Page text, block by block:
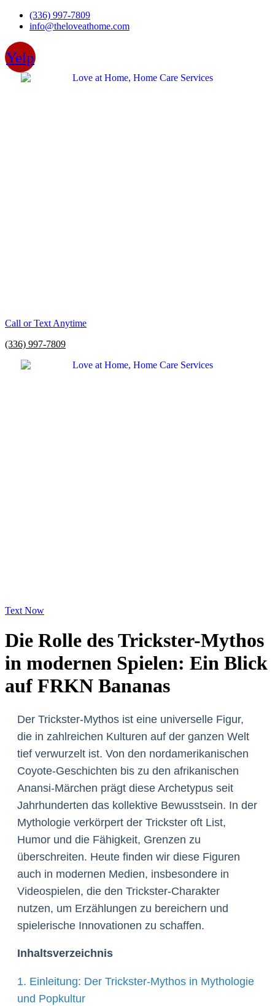
Skip
(336) 997-7809
info@theloveathome.com
Yelp
Call or Text Anytime
(336) 997-7809
Text Now
Die Rolle des Trickster-Mythos
in modernen Spielen: Ein Blick
auf FRKN Bananas
Der Trickster-Mythos ist eine universelle Figur,
die in zahlreichen Kulturen auf der ganzen Welt
tief verwurzelt ist. Von den nordamerikanischen
Coyote-Geschichten bis zu den afrikanischen
Anansi-Märchen prägt diese Archetypus seit
Jahrhunderten das kollektive Bewusstsein. In der
Mythologie verkörpert der Trickster oft List,
Humor und die Fähigkeit, Grenzen zu
überschreiten. Heute finden wir diese Figuren
auch in modernen Medien, insbesondere in
Videospielen, die den Trickster-Charakter
nutzen, um Erzählungen zu bereichern und
spielerische Innovationen zu schaffen.
Inhaltsverzeichnis
1. Einleitung: Der Trickster-Mythos in Mythologie
und Popkultur